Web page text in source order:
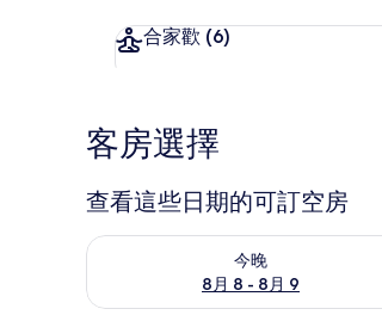
合家歡 (6)
客房選擇
查看這些日期的可訂空房
今晚
8月 8 - 8月 9
查看今晚 8月 8 - 8月 9的可訂空房